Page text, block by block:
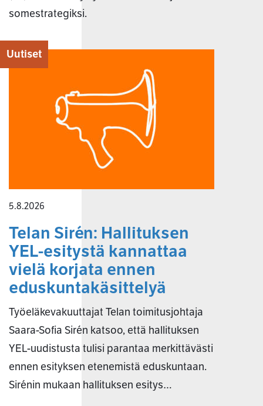
somestrategiksi.
Uutiset
5.8.2026
Telan Sirén: Hallituksen
YEL-esitystä kannattaa
vielä korjata ennen
eduskuntakäsittelyä
Työeläkevakuuttajat Telan toimitusjohtaja
Saara-Sofia Sirén katsoo, että hallituksen
YEL-uudistusta tulisi parantaa merkittävästi
ennen esityksen etenemistä eduskuntaan.
Sirénin mukaan hallituksen esitys…